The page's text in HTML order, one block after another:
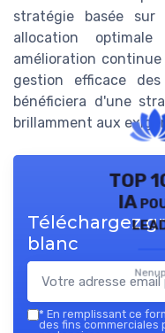
stratégie basée
allocation
amélioration
gestion efficace
bénéficiera d'une
brillamment aux
TOP
IA
Téléchargez
blanc
* En remplissant ce
des fins commerciales